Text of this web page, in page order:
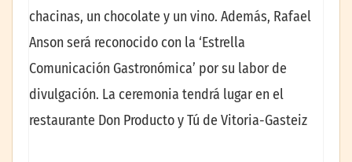
chacinas, un chocolate y un vino. Además, Rafael
Anson será reconocido con la ‘Estrella
Comunicación Gastronómica’ por su labor de
divulgación. La ceremonia tendrá lugar en el
restaurante Don Producto y Tú de Vitoria-Gasteiz